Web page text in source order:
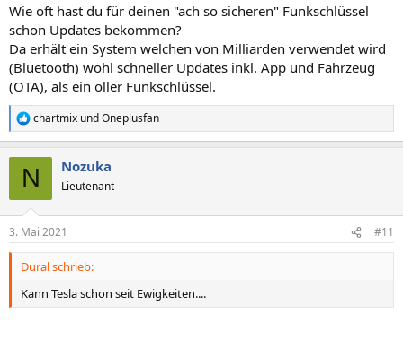
Wie oft hast du für deinen "ach so sicheren" Funkschlüssel
schon Updates bekommen?
Da erhält ein System welchen von Milliarden verwendet wird
(Bluetooth) wohl schneller Updates inkl. App und Fahrzeug
(OTA), als ein oller Funkschlüssel.
R
e
e
n
chartmix undOneplusfan
N Nozuka
Lieutenant
3. Mai 2021 #11
Dural schrieb:
Kann Tesla schon seit Ewigkeiten....